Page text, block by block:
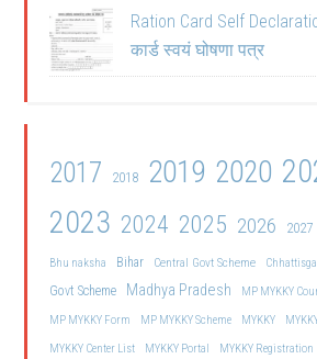
Ration Card Self
कार्ड स्वयं घोषणा पत्र
2017 2018 2019 2020
2023 2024 2025 2026 2027
Bhu naksha Bihar Central Govt Scheme
Govt Scheme Madhya Pradesh
MP MYKKY
MP MYKKY Form
MP MYKKY Scheme MYKKY
MYKKY Center List
MYKKY Portal MYKKY Registration